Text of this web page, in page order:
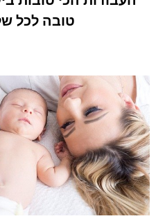
טובה לכל